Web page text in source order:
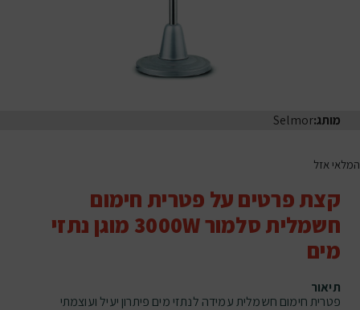
מותג:Selmor
המלאי אזל
קצת פרטים על פטרית חימום
חשמלית סלמור 3000W מוגן נתזי
מים
תיאור
פטרית חימום חשמלית עמידה לנתזי מים פיתרון יעיל ועוצמתי